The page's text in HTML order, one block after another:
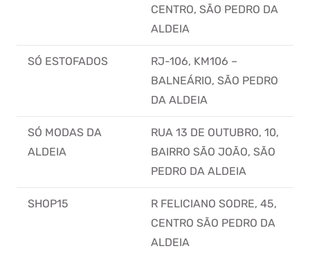
CENTRO, SÃO PEDRO DA
ALDEIA
SÓ ESTOFADOS
RJ-106, KM106 –
BALNEÁRIO, SÃO PEDRO
DA ALDEIA
SÓ MODAS DA
ALDEIA
RUA 13 DE OUTUBRO, 10,
BAIRRO SÃO JOÃO, SÃO
PEDRO DA ALDEIA
SHOP15
R FELICIANO SODRE, 45,
CENTRO SÃO PEDRO DA
ALDEIA